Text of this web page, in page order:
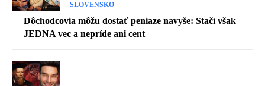
SLOVENSKO
Dôchodcovia môžu dostať peniaze navyše: Stačí však
JEDNA vec a nepríde ani cent